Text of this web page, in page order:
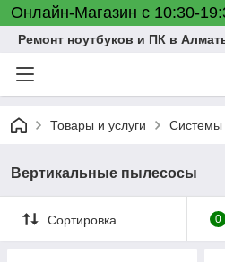
Онлайн-Магазин с 10:30-
Ремонт ноутбуков и ПК в
Товары и услуги Системы
Вертикальные пылесосы
Сортировка 0